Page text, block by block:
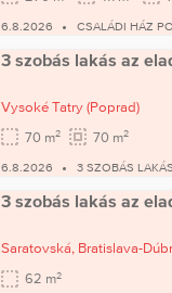
6.8.2026 CSALÁDI HÁZ
3 szobás lakás az
Vysoké Tatry (Poprad)
70 m2 70 m2
6.8.2026 3 SZOBÁS
3 szobás lakás az
Saratovská, Bratislava-
62 m2